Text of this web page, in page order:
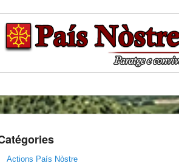
Actions País Nòstre